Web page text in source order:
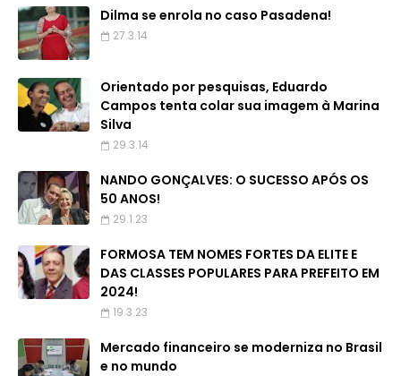
Dilma se enrola no caso Pasadena!
27.3.14
Orientado por pesquisas, Eduardo
Campos tenta colar sua imagem à Marina
Silva
29.3.14
NANDO GONÇALVES: O SUCESSO APÓS OS
50 ANOS!
29.1.23
FORMOSA TEM NOMES FORTES DA ELITE E
DAS CLASSES POPULARES PARA PREFEITO EM
2024!
19.3.23
Mercado financeiro se moderniza no Brasil
e no mundo